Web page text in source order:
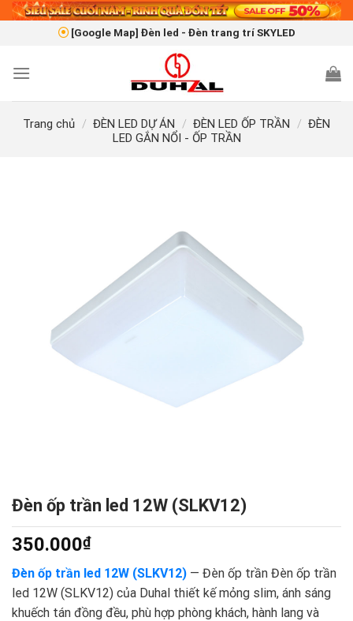
Skip
[Google Map] Đèn led - Đèn trang trí SKYLED
Trang chủ / ĐÈN LED DỰ ÁN / ĐÈN LED ỐP TRẦN / ĐÈN
LED GẮN NỔI - ỐP TRẦN
Đèn ốp trần led 12W (SLKV12)
350.000₫
Đèn ốp trần led 12W (SLKV12) — Đèn ốp trần Đèn ốp trần
led 12W (SLKV12) của Duhal thiết kế mỏng slim, ánh sáng
khuếch tán đồng đều, phù hợp phòng khách, hành lang và